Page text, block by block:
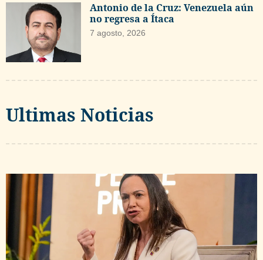
Antonio de la Cruz: Venezuela aún
no regresa a Ítaca
7 agosto, 2026
Ultimas Noticias